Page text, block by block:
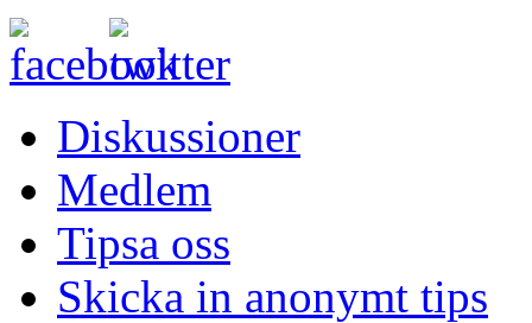
Diskussioner
Medlem
Tipsa oss
Skicka in anonymt tips